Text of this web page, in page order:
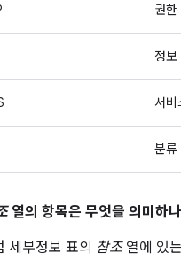
권
정
서
분
열의 항목은 무엇을 의미하
세부정보 표의 참조열에 있